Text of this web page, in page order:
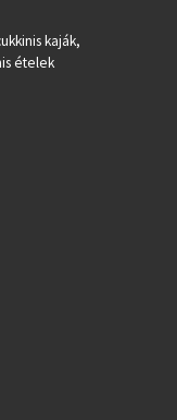
kaják,
ételek